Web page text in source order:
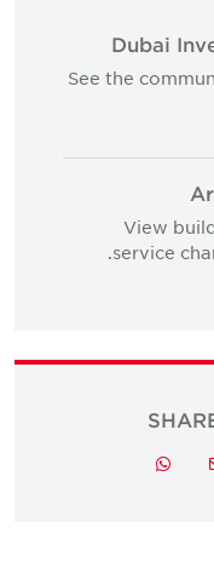
Dubai
See the
View
service
Whatsapp